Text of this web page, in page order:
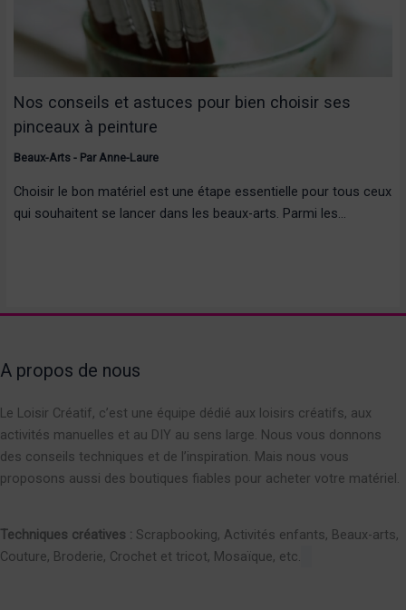
Nos conseils et astuces pour bien choisir ses
pinceaux à peinture
Beaux-Arts- ParAnne-Laure
Choisir le bon matériel est une étape essentielle pour tous ceux
qui souhaitent se lancer dans les beaux-arts. Parmi les…
A propos de nous
Le Loisir Créatif, c’est une équipe dédié aux loisirs créatifs, aux
activités manuelles et au DIY au sens large. Nous vous donnons
des conseils techniques et de l’inspiration. Mais nous vous
proposons aussi des boutiques fiables pour acheter votre matériel.
Techniques créatives : Scrapbooking, Activités enfants, Beaux-arts,
Couture, Broderie, Crochet et tricot, Mosaïque, etc.